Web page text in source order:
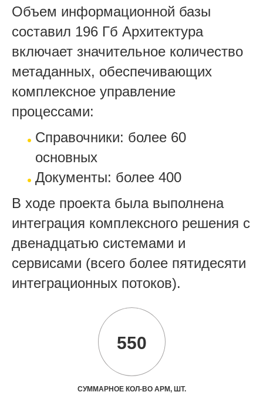
Объем информационной базы
составил 196 Гб Архитектура
включает значительное количество
метаданных, обеспечивающих
комплексное управление
процессами:
Справочники: более 60
основных
Документы: более 400
В ходе проекта была выполнена
интеграция комплексного решения с
двенадцатью системами и
сервисами (всего более пятидесяти
интеграционных потоков).
550
СУММАРНОЕ КОЛ-ВО АРМ, ШТ.